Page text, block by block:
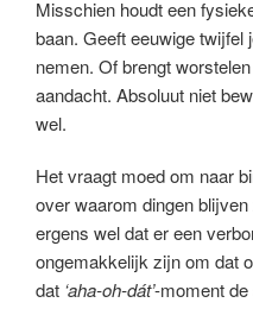
Misschien houdt een
baan. Geeft eeuwige
nemen. Of brengt
aandacht. Absoluut niet
wel.
Het vraagt moed om naar
over waarom dingen
ergens wel dat er een
ongemakkelijk zijn om dat
dat ‘aha-oh-dát’-moment de